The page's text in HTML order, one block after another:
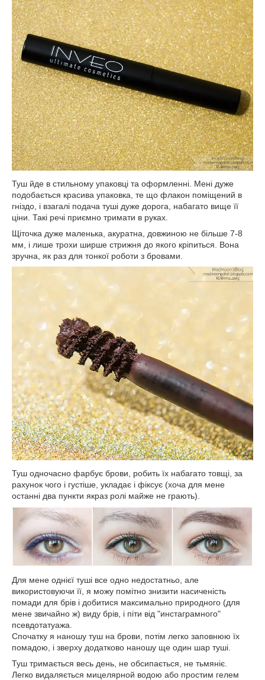
Туш йде в стильному упаковці та оформленні. Мені дуже
подобається красива упаковка, те що флакон поміщений в
гніздо, і взагалі подача туші дуже дорога, набагато вище її
ціни. Такі речі приємно тримати в руках.
Щіточка дуже маленька, акуратна, довжиною не більше 7-8
мм, і лише трохи ширше стрижня до якого кріпиться. Вона
зручна, як раз для тонкої роботи з бровами.
Туш одночасно фарбує брови, робить їх набагато товщі, за
рахунок чого і густіше, укладає і фіксує (хоча для мене
останні два пункти якраз ролі майже не грають).
Для мене однієї туші все одно недостатньо, але
використовуючи її, я можу помітно знизити насиченість
помади для брів і добитися максимально природного (для
мене звичайно ж) виду брів, і піти від "инстаграмного"
псевдотатуажа.
Спочатку я наношу туш на брови, потім легко заповнюю їх
помадою, і зверху додатково наношу ще один шар туші.
Туш тримається весь день, не обсипається, не тьмяніє.
Легко видаляється мицелярной водою або простим гелем